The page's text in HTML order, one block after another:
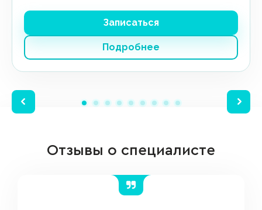
Подробнее
Записаться
Отзывы о специалисте